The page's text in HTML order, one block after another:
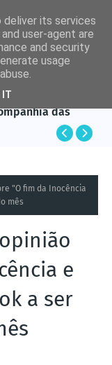
das
"O fim da Inocência
mês
e
a ser
its services
user-agent are
and security
usage
IT